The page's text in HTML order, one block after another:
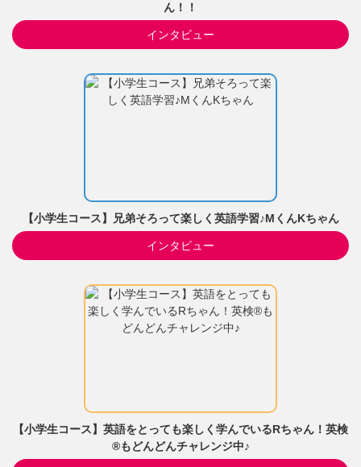
ん！！
インタビュー
【小学生コース】兄弟そろって楽しく英語学習♪MくんKちゃん
インタビュー
【小学生コース】英語をとっても楽しく学んでいるRちゃん！英検
®もどんどんチャレンジ中♪